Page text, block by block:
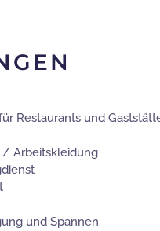
Restaurants und
/ Arbeitskleidung
und Spannen